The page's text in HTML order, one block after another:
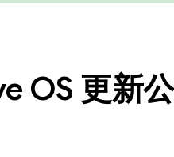
OS 更新